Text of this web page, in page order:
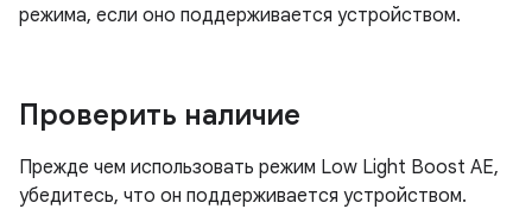
режима, если оно поддерживается устройством.
Проверить наличие
Прежде чем использовать режим Low Light Boost AE,
убедитесь, что он поддерживается устройством.